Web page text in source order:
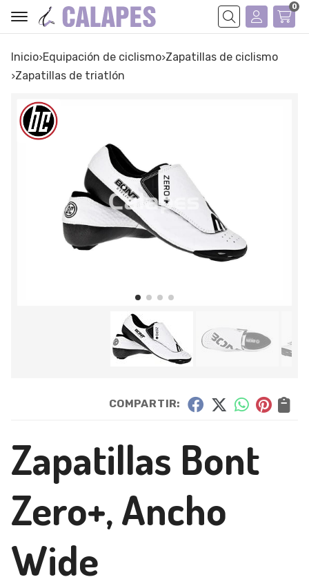
Buscar
0
Inicio equipación de ciclismo
zapatillas de ciclismo
zapatillas de triatlón
COMPARTIR:
Zapatillas Bont
Zero+, Ancho
Wide